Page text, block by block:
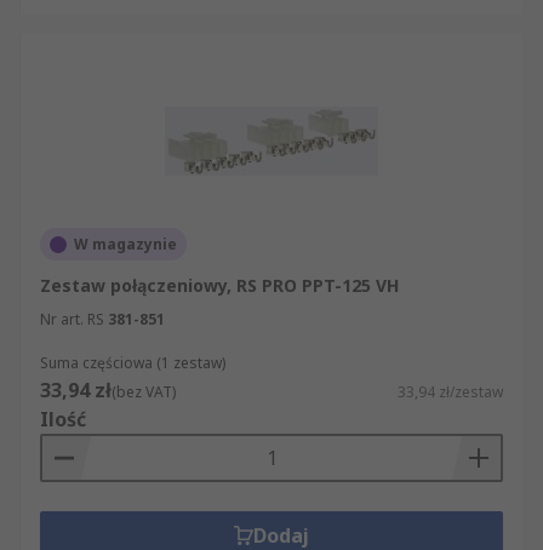
W magazynie
Zestaw połączeniowy, RS PRO PPT-125 VH
Nr art. RS 381-851
Suma częściowa (1 zestaw)
33,94 zł(bez VAT) 33,94 zł/zestaw
Ilość
Dodaj